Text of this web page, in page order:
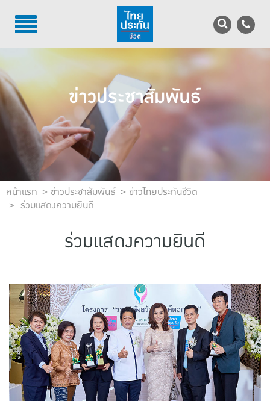
TH EN
บริการลูกค้า
บริการตัวแทน
รู้จักไทยประกันชีวิต
นักลงทุนสัมพันธ์
เพื่อสังคมไทย
แบบประกันที่เหมาะกับช่วงอายุ
เปรียบเทียบแบบประกัน
เลือกแบบประกันที่เหมาะกับคุณ
TL Learning Center
ข่าวประชาสัมพันธ์
หน้าแรก ข่าวประชาสัมพันธ์
ข่าวไทยประกันชีวิต
ร่วมแสดงความยินดี
ร่วมแสดงความยินดี